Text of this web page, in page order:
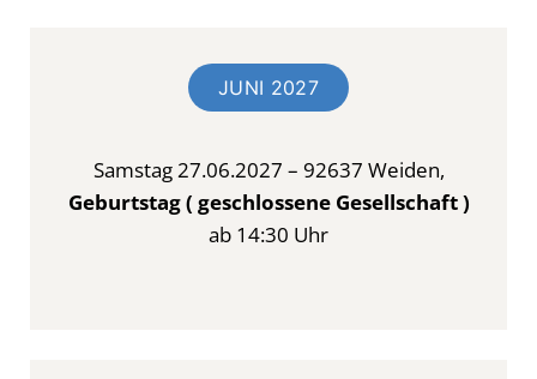
JUNI 2027
Samstag 27.06.2027 – 92637 Weiden,
Geburtstag ( geschlossene Gesellschaft )
ab 14:30 Uhr